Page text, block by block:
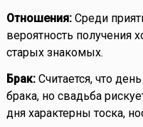
Отношения:Среди
вероятность получения
старых знакомых.
Брак:Считается, что
брака, но свадьба
дня характерны тоска,